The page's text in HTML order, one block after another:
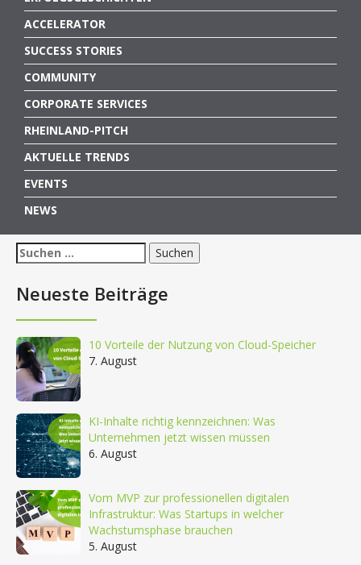
ACCELERATOR
SUCCESS STORIES
COMMUNITY
CORPORATE SERVICES
RHEINLAND-PITCH
AKTUELLE TRENDS
EVENTS
NEWS
Suchen
nach:
Neueste Beiträge
10 Vorteile der Nutzung von Cloud-Speicher
7. August
KI-Inhalte richtig kennzeichnen: Was
Unternehmen jetzt wissen müssen
6. August
Vom MVP zur professionellen digitalen
Infrastruktur: Was Startups in welcher
Wachstumsphase brauchen
5. August